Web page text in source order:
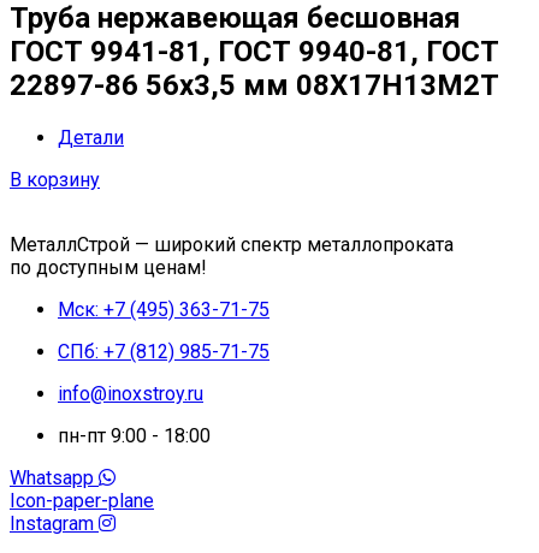
Труба нержавеющая бесшовная
ГОСТ 9941-81, ГОСТ 9940-81, ГОСТ
22897-86 56х3,5 мм 08Х17Н13М2Т
Детали
В корзину
МеталлСтрой — широкий спектр металлопроката
по доступным ценам!
Мск: +7 (495) 363-71-75
СПб: +7 (812) 985-71-75
info@inoxstroy.ru
пн-пт 9:00 - 18:00
Whatsapp
Icon-paper-plane
Instagram